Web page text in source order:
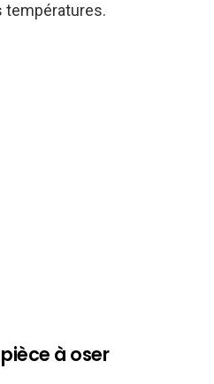
températures.
à oser